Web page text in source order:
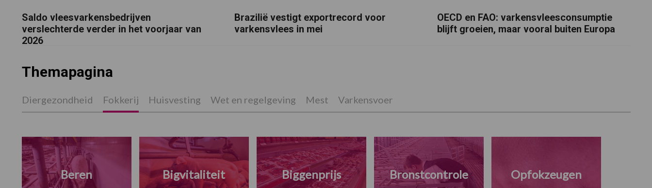
Saldo vleesvarkensbedrijven
verslechterde verder in het voorjaar van
2026
Brazilië vestigt exportrecord voor
varkensvlees in mei
OECD en FAO: varkensvleesconsumptie
blijft groeien, maar vooral buiten Europa
Themapagina
Diergezondheid Fokkerij Huisvesting Wet en regelgeving Mest Varkensvoer
Beren Bigvitaliteit Biggenprijs Bronstcontrole Opfokzeugen